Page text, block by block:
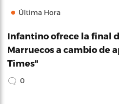
Última Hora
Infantino ofrece la final
Marruecos a cambio de
Times"
0